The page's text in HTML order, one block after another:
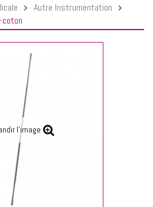
Autre Instrumentation
l'image